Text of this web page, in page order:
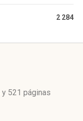
2 284
y 521 páginas